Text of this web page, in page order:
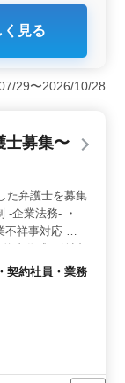
も活躍中で
少なめの働き
ライベート
分野への挑
ので安心し
安心して働
がら新たな
ます。
く見る
29〜2026/10/28
士募集〜
た弁護士を募集
-企業法務- ・
不祥事対応 ・
予約 ・経営者
策の検討等 ・
ムリサーチ
締め切り1分
ビスを提供でき
契約社員・業務